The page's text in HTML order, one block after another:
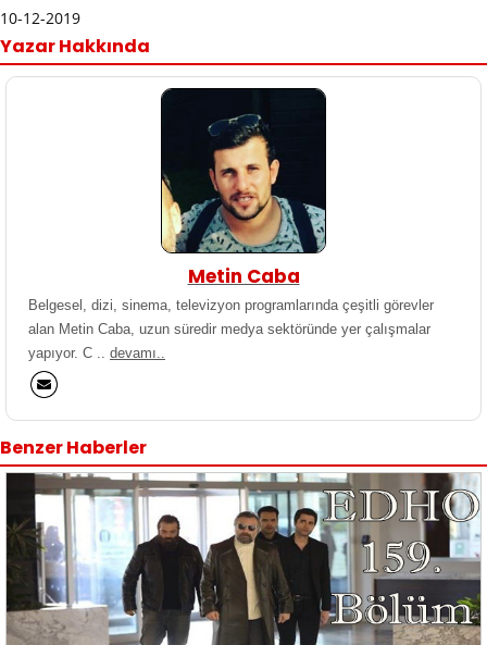
10-12-2019
Yazar Hakkında
Metin Caba
Belgesel, dizi, sinema, televizyon programlarında çeşitli görevler
alan Metin Caba, uzun süredir medya sektöründe yer çalışmalar
yapıyor. C .. devamı..
Benzer Haberler